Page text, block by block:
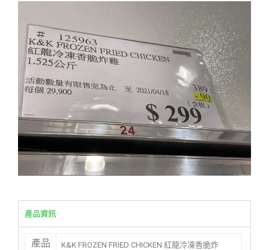
產品資訊
產品
K&K FROZEN FRIED CHICKEN 紅龍冷凍香脆炸